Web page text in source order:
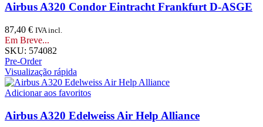
Airbus A320 Condor Eintracht Frankfurt D-ASGE
87,40 € IVA incl.
Em Breve...
SKU: 574082
Pre-Order
Visualização rápida
Adicionar aos favoritos
Airbus A320 Edelweiss Air Help Alliance